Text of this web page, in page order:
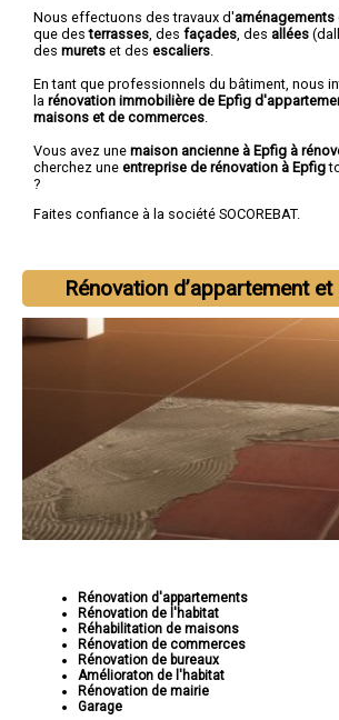
Nous effectuons des travaux d'aménagements
que desterrasses , des façades , des allées
des murets et des escaliers
En tant que professionnels du bâtiment, nous
la rénovation immobilière de Epfig
maisons et de commerces
Vous avez une maison ancienne à Epfig à
cherchez une entreprise de rénovation à Epfig
?
Faites confiance à la société SOCOREBAT.
Rénovation d’appartement
Rénovation d'appartements
Rénovation de l'habitat
Réhabilitation de maisons
Rénovation de commerces
Rénovation de bureaux
Amélioraton de l'habitat
Rénovation de mairie
Garage